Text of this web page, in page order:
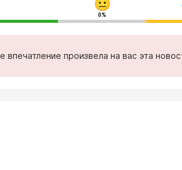
0%
впечатление произвела на вас эта